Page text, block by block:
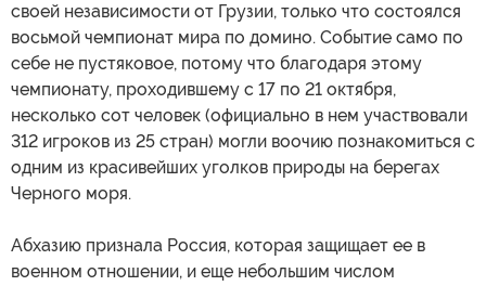
своей независимости от Грузии, только что состоялся
восьмой чемпионат мира по домино. Событие само по
себе не пустяковое, потому что благодаря этому
чемпионату, проходившему с 17 по 21 октября,
несколько сот человек (официально в нем участвовали
312 игроков из 25 стран) могли воочию познакомиться с
одним из красивейших уголков природы на берегах
Черного моря.
Абхазию признала Россия, которая защищает ее в
военном отношении, и еще небольшим числом